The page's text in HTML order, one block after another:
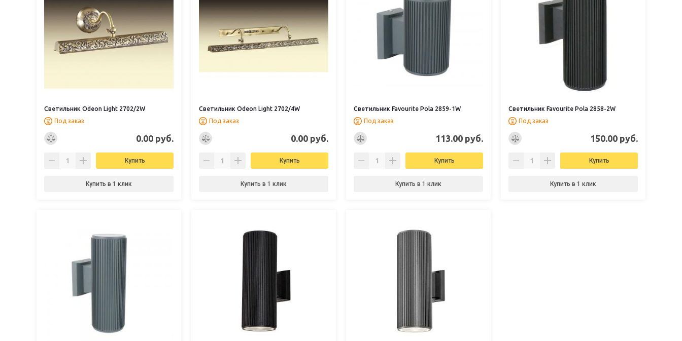
Светильник Odeon Light 2702/2W
Под заказ
0.00 руб.
Купить
Купить в 1 клик
Светильник Odeon Light 2702/4W
Под заказ
0.00 руб.
Купить
Купить в 1 клик
Светильник Favourite Pola 2859-1W
Под заказ
113.00 руб.
Купить
Купить в 1 клик
Светильник Favourite Pola 2858-2W
Под заказ
150.00 руб.
Купить
Купить в 1 клик